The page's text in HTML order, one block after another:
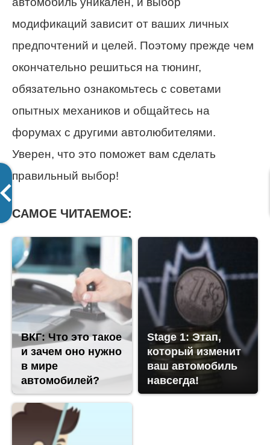
модификаций зависит от ваших личных
предпочтений и целей. Поэтому прежде чем
окончательно решиться на тюнинг,
обязательно ознакомьтесь с советами
опытных механиков и общайтесь на
форумах с другими автолюбителями.
Уверен, что это поможет вам сделать
правильный выбор!
САМОЕ ЧИТАЕМОЕ:
ВКГ: Что это такое
и зачем оно нужно
в мире
автомобилей?
Stage 1: Этап,
который изменит
ваш автомобиль
навсегда!